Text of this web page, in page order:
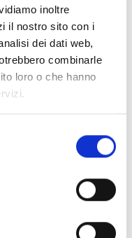
inoltre
il nostro sito con i
dei dati web,
combinarle
loro o che hanno